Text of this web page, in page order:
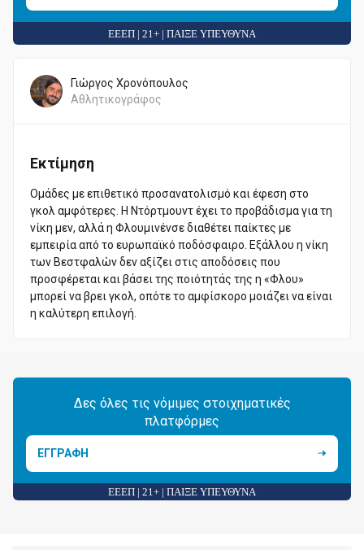
ΕΕΕΠ | 21+ | ΠΑΙΞΕ ΥΠΕΥΘΥΝΑ
Γιώργος Χρονόπουλος
Αθλητικογράφος
Εκτίμηση
Ομάδες με επιθετικό προσανατολισμό και έφεση στο
γκολ αμφότερες. Η Ντόρτμουντ έχει το προβάδισμα για τη
νίκη μεν, αλλά η Φλουμινένσε διαθέτει παίκτες με
εμπειρία από το ευρωπαϊκό ποδόσφαιρο. Εξάλλου η νίκη
των Βεστφαλών δεν αξίζει στις αποδόσεις που
προσφέρεται και βάσει της ποιότητάς της η «Φλου»
μπορεί να βρει γκολ, οπότε το αμφίσκορο μοιάζει να είναι
η καλύτερη επιλογή.
Δες όλες τις νόμιμες στοιχηματικές
πλατφόρμες
ΕΓΓΡΑΦΗ
ΕΕΕΠ | 21+ | ΠΑΙΞΕ ΥΠΕΥΘΥΝΑ